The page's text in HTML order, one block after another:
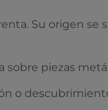
Su origen
piezas
o